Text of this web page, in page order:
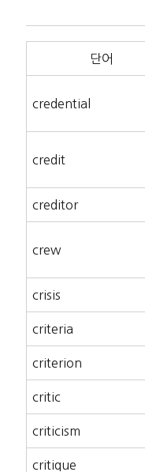
단어
credential
credit
creditor
crew
crisis
criteria
criterion
critic
criticism
critique